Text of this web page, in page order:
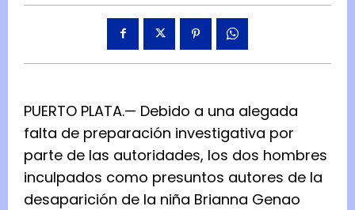
PUERTO PLATA.— Debido a una alegada
falta de preparación investigativa por
parte de las autoridades, los dos hombres
inculpados como presuntos autores de la
desaparición de la niña Brianna Genao